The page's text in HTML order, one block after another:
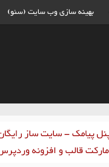
بهینه سازی وب سایت (سئو)